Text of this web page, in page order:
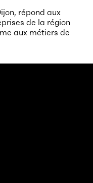
répond aux
de la région
aux métiers de